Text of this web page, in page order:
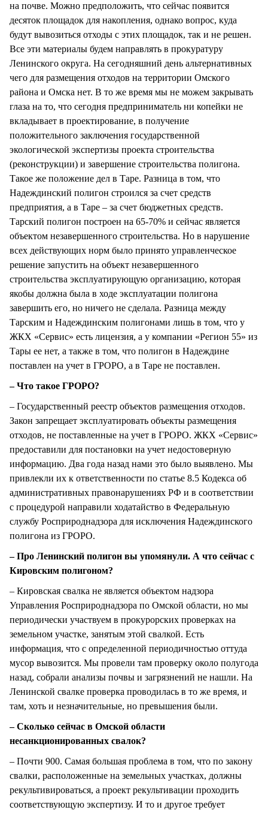
на почве. Можно предположить, что сейчас появится
десяток площадок для накопления, однако вопрос, куда
будут вывозиться отходы с этих площадок, так и не решен.
Все эти материалы будем направлять в прокуратуру
Ленинского округа. На сегодняшний день альтернативных
чего для размещения отходов на территории Омского
района и Омска нет. В то же время мы не можем закрывать
глаза на то, что сегодня предприниматель ни копейки не
вкладывает в проектирование, в получение
положительного заключения государственной
экологической экспертизы проекта строительства
(реконструкции) и завершение строительства полигона.
Такое же положение дел в Таре. Разница в том, что
Надеждинский полигон строился за счет средств
предприятия, а в Таре – за счет бюджетных средств.
Тарский полигон построен на 65-70% и сейчас является
объектом незавершенного строительства. Но в нарушение
всех действующих норм было принято управленческое
решение запустить на объект незавершенного
строительства эксплуатирующую организацию, которая
якобы должна была в ходе эксплуатации полигона
завершить его, но ничего не сделала. Разница между
Тарским и Надеждинским полигонами лишь в том, что у
ЖКХ «Сервис» есть лицензия, а у компании «Регион 55» из
Тары ее нет, а также в том, что полигон в Надеждине
поставлен на учет в ГРОРО, а в Таре не поставлен.
– Что такое ГРОРО?
– Государственный реестр объектов размещения отходов.
Закон запрещает эксплуатировать объекты размещения
отходов, не поставленные на учет в ГРОРО. ЖКХ «Сервис»
предоставили для постановки на учет недостоверную
информацию. Два года назад нами это было выявлено. Мы
привлекли их к ответственности по статье 8.5 Кодекса об
административных правонарушениях РФ и в соответствии
с процедурой направили ходатайство в Федеральную
службу Росприроднадзора для исключения Надеждинского
полигона из ГРОРО.
– Про Ленинский полигон вы упомянули. А что сейчас с
Кировским полигоном?
– Кировская свалка не является объектом надзора
Управления Росприроднадзора по Омской области, но мы
периодически участвуем в прокурорских проверках на
земельном участке, занятым этой свалкой. Есть
информация, что с определенной периодичностью оттуда
мусор вывозится. Мы провели там проверку около полугода
назад, собрали анализы почвы и загрязнений не нашли. На
Ленинской свалке проверка проводилась в то же время, и
там, хоть и незначительные, но превышения были.
– Сколько сейчас в Омской области
несанкционированных свалок?
– Почти 900. Самая большая проблема в том, что по закону
свалки, расположенные на земельных участках, должны
рекультивироваться, а проект рекультивации проходить
соответствующую экспертизу. И то и другое требует